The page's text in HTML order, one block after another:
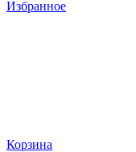
Избранное
Корзина